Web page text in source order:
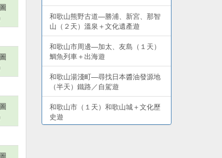
和歌山熊野古道—勝浦、新宮、那智
山（２天）溫泉＋文化遺產遊
和歌山市周邊—加太、友島（１天）
鯛魚列車＋出海遊
和歌山湯淺町—尋找日本醬油發源地
（半天）鐵路／自駕遊
和歌山市（１天）和歌山城＋文化歷
史遊